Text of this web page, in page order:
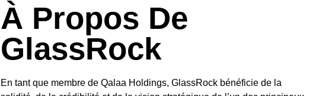
À Propos De
GlassRock
En tant que membre de Qalaa Holdings, GlassRock bénéficie de la